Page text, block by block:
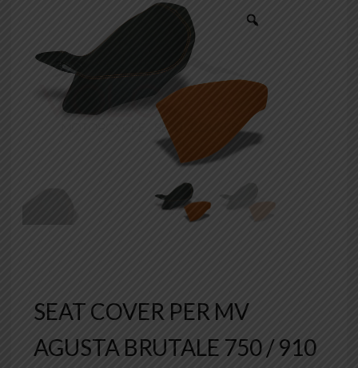
SEAT COVER PER MV
AGUSTA BRUTALE 750 / 910